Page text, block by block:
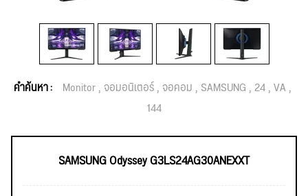
คำค้นหา : Monitor จอมอนิเตอร์ จอคอม SAMSUNG 24 VA
144
SAMSUNG Odyssey G3LS24AG30ANEXXT